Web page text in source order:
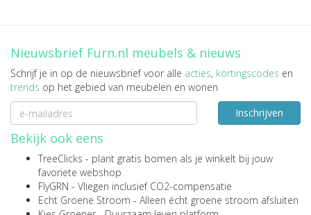
Nieuwsbrief Furn.nl meubels & nieuws
Schrijf je in op de nieuwsbrief voor alle acties, kortingscodes en
trends op het gebied van meubelen en wonen
Inschrijven
Bekijk ook eens
TreeClicks - plant gratis bomen als je winkelt bij jouw
favoriete webshop
FlyGRN - Vliegen inclusief CO2-compensatie
Echt Groene Stroom - Alleen écht groene stroom afsluiten